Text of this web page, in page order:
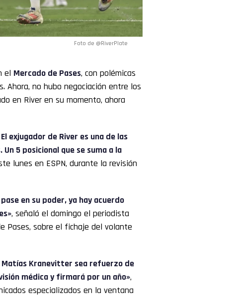
Foto de @RiverPlate
el Mercado de Pases, con polémicas
no hubo negociación entre los
en River en su momento, ahora
exjugador de River es una de las
5 posicional que se suma a la
lunes en ESPN, durante la revisión
en su poder, ya hay acuerdo
, señaló el domingo el periodista
Pases, sobre el fichaje del volante
Matías Kranevitter sea refuerzo de
médica y firmará por un año»,
especializados en la ventana